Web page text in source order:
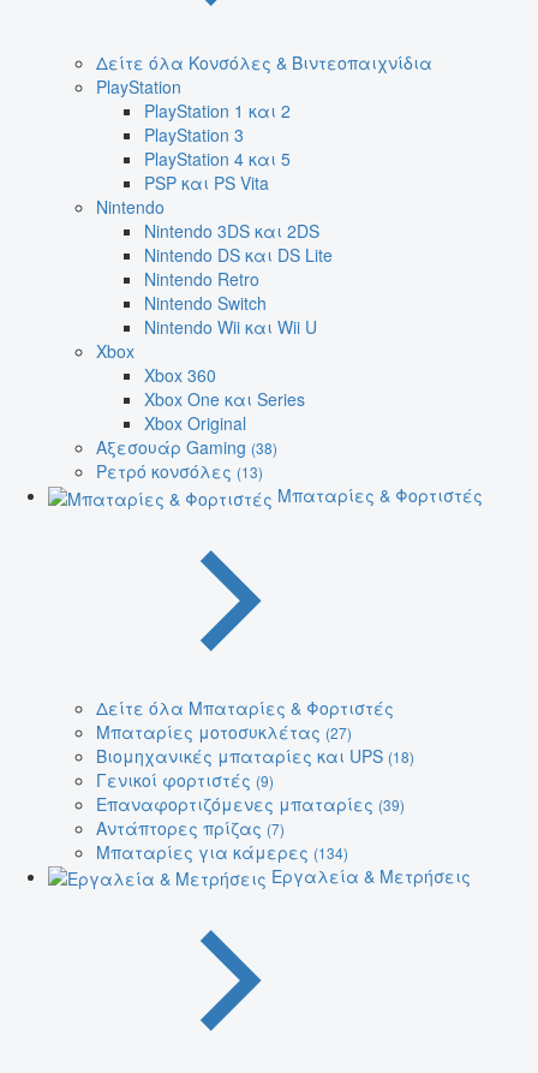
Δείτε όλα Κονσόλες & Βιντεοπαιχνίδια
PlayStation
PlayStation 1 και 2
PlayStation 3
PlayStation 4 και 5
PSP και PS Vita
Nintendo
Nintendo 3DS και 2DS
Nintendo DS και DS Lite
Nintendo Retro
Nintendo Switch
Nintendo Wii και Wii U
Xbox
Xbox 360
Xbox One και Series
Xbox Original
Αξεσουάρ Gaming (38)
Ρετρό κονσόλες (13)
Μπαταρίες & Φορτιστές
Δείτε όλα Μπαταρίες & Φορτιστές
Μπαταρίες μοτοσυκλέτας (27)
Βιομηχανικές μπαταρίες και UPS (18)
Γενικοί φορτιστές (9)
Επαναφορτιζόμενες μπαταρίες (39)
Αντάπτορες πρίζας (7)
Μπαταρίες για κάμερες (134)
Εργαλεία & Μετρήσεις